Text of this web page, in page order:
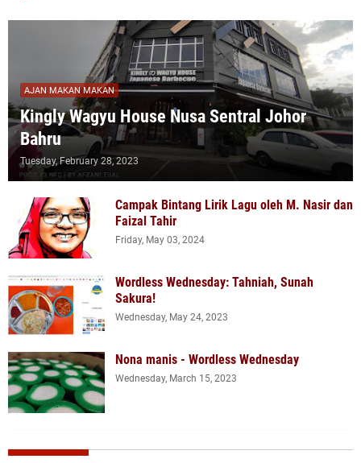
AJAN MAKAN MAKAN
Kingly Wagyu House Nusa Sentral Johor
Bahru
Tuesday, February 28, 2023
Campak Bintang Lirik Lagu oleh M. Nasir dan
Faizal Tahir
Friday, May 03, 2024
Wordless Wednesday: Tahniah, Sunah
Sakura!
Wednesday, May 24, 2023
Nona manis - Wordless Wednesday
Wednesday, March 15, 2023